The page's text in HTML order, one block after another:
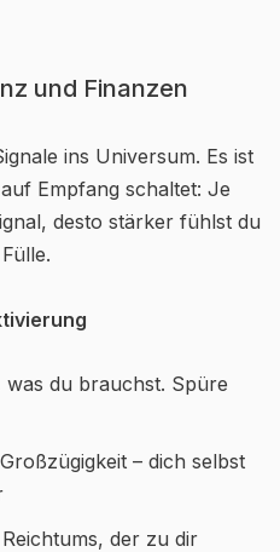
und Finanzen
ins Universum. Es ist
Empfang schaltet: Je
desto stärker fühlst du
was du brauchst. Spüre
– dich selbst
der zu dir